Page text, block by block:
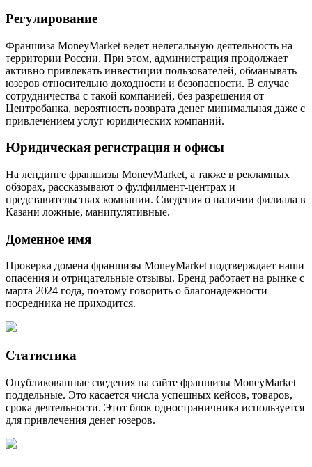
Регулирование
Франшиза MoneyMarket ведет нелегальную деятельность на
территории России. При этом, администрация продолжает
активно привлекать инвестиции пользователей, обманывать
юзеров относительно доходности и безопасности. В случае
сотрудничества с такой компанией, без разрешения от
Центробанка, вероятность возврата денег минимальная даже с
привлечением услуг юридических компаний.
Юридическая регистрация и офисы
На лендинге франшизы MoneyMarket, а также в рекламных
обзорах, рассказывают о фулфилмент-центрах и
представительствах компании. Сведения о наличии филиала в
Казани ложные, манипулятивные.
Доменное имя
Проверка домена франшизы MoneyMarket подтверждает наши
опасения и отрицательные отзывы. Бренд работает на рынке с
марта 2024 года, поэтому говорить о благонадежности
посредника не приходится.
Статистика
Опубликованные сведения на сайте франшизы MoneyMarket
поддельные. Это касается числа успешных кейсов, товаров,
срока деятельности. Этот блок одностраничника используется
для привлечения денег юзеров.